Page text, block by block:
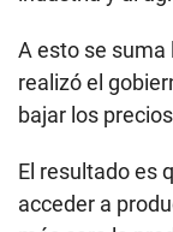
A esto se suma
realizó el
bajar los
El resultado es
acceder a